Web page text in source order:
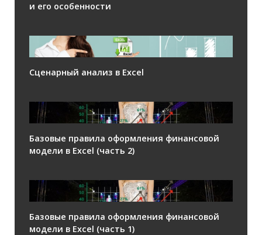
и его особенности
Сценарный анализ в Excel
Базовые правила оформления финансовой
модели в Excel (часть 2)
Базовые правила оформления финансовой
модели в Excel (часть 1)